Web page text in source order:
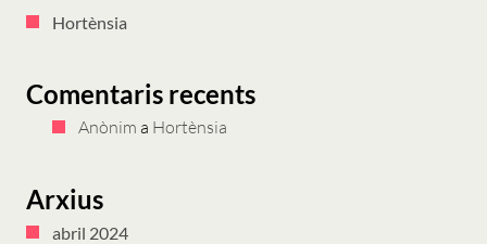
Hortènsia
Comentaris recents
Anònim a Hortènsia
Arxius
abril 2024